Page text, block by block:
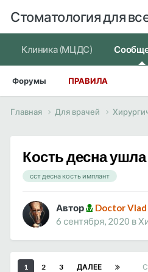
Стоматология для
Клиника (МЦДС)
Форумы ПРАВИЛА
Главная Для врачей
Кость десна
сст десна кость имплант
Автор
Doctor Vlad
6 сентября, 2020 в
1 2 3 ДАЛЕЕ